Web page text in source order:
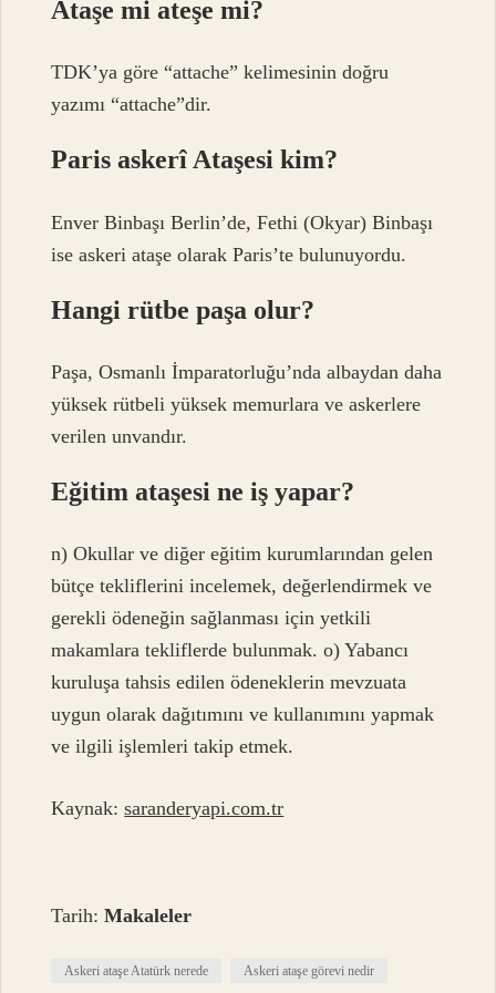
Ataşe mi ateşe mi?
TDK’ya göre “attache” kelimesinin doğru
yazımı “attache”dir.
Paris askerî Ataşesi kim?
Enver Binbaşı Berlin’de, Fethi (Okyar) Binbaşı
ise askeri ataşe olarak Paris’te bulunuyordu.
Hangi rütbe paşa olur?
Paşa, Osmanlı İmparatorluğu’nda albaydan daha
yüksek rütbeli yüksek memurlara ve askerlere
verilen unvandır.
Eğitim ataşesi ne iş yapar?
n) Okullar ve diğer eğitim kurumlarından gelen
bütçe tekliflerini incelemek, değerlendirmek ve
gerekli ödeneğin sağlanması için yetkili
makamlara tekliflerde bulunmak. o) Yabancı
kuruluşa tahsis edilen ödeneklerin mevzuata
uygun olarak dağıtımını ve kullanımını yapmak
ve ilgili işlemleri takip etmek.
Kaynak:saranderyapi.com.tr
Tarih:Makaleler
Askeri ataşe Atatürk nerede Askeri ataşe görevi nedir